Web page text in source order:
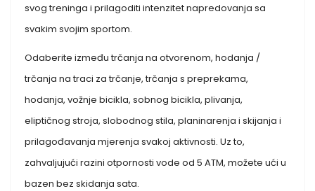
svog treninga i prilagoditi intenzitet napredovanja sa
svakim svojim sportom.
Odaberite između trčanja na otvorenom, hodanja /
trčanja na traci za trčanje, trčanja s preprekama,
hodanja, vožnje bicikla, sobnog bicikla, plivanja,
eliptičnog stroja, slobodnog stila, planinarenja i skijanja i
prilagođavanja mjerenja svakoj aktivnosti. Uz to,
zahvaljujući razini otpornosti vode od 5 ATM, možete ući u
bazen bez skidanja sata.